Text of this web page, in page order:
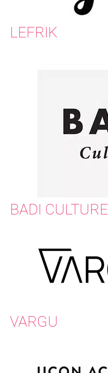
LEFRIK
BADI CULTURE
VARGU